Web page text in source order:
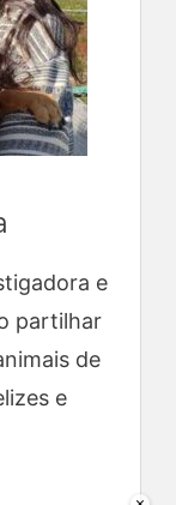
e
partilhar
de
e